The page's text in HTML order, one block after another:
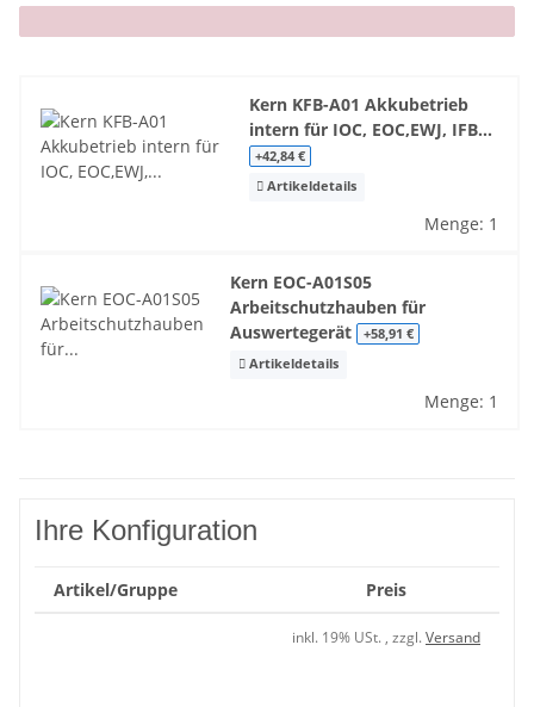
x
Kern KFB-A01 Akkubetrieb
intern für IOC, EOC,EWJ, IFB...
+42,84 €
Artikeldetails
Menge: 1
Kern EOC-A01S05
Arbeitschutzhauben für
Auswertegerät +58,91 €
Artikeldetails
Menge: 1
Ihre Konfiguration
Artikel/Gruppe Preis
inkl. 19% USt. , zzgl.Versand